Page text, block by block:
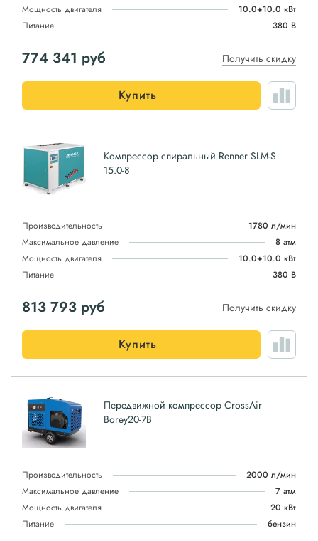
Мощность двигателя
10.0+10.0 кВт
Питание
380 В
774 341 руб Получить скидку
Купить
Компрессор спиральный Renner SLM-S
15.0-8
Производительность
1780 л/мин
Максимальное давление
8 атм
Мощность двигателя
10.0+10.0 кВт
Питание
380 В
813 793 руб Получить скидку
Купить
Передвижной компрессор CrossAir
Borey20-7B
Производительность
2000 л/мин
Максимальное давление
7 атм
Мощность двигателя
20 кВт
Питание
бензин